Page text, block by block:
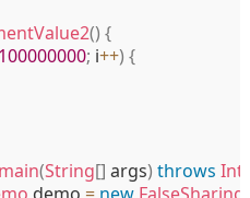
() {
100000000; i++) {
main(String[] args) throws
demo = new